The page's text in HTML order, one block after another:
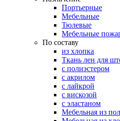
Портьерные
Мебельные
Тюлевые
Мебельные
По составу
из хлопка
Ткань лен для
с полиэстером
с акрилом
с лайкрой
с вискозой
с эластаном
Мебельная из